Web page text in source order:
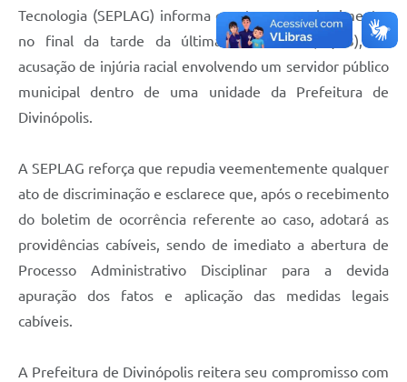
Tecnologia (SEPLAG) informa que tomou conhecimento,
no final da tarde da última sexta-feira (21/03), da
acusação de injúria racial envolvendo um servidor público
municipal dentro de uma unidade da Prefeitura de
Divinópolis.
A SEPLAG reforça que repudia veementemente qualquer
ato de discriminação e esclarece que, após o recebimento
do boletim de ocorrência referente ao caso, adotará as
providências cabíveis, sendo de imediato a abertura de
Processo Administrativo Disciplinar para a devida
apuração dos fatos e aplicação das medidas legais
cabíveis.
A Prefeitura de Divinópolis reitera seu compromisso com